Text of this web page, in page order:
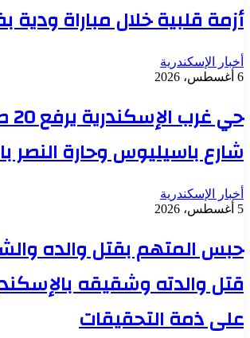
أزمة قلبية خلال مباراة
أخبار الإسكندرية
6 أغسطس، 2026
حي
شارع باسيليوس وحارة النصر
أخبار الإسكندرية
5 أغسطس، 2026
حبس المتهم بقتل والده
على ذمة التحقيقات